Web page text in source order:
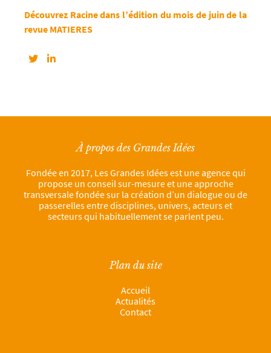
Découvrez Racine dans l’édition du mois de juin de la
revue MATIERES
À propos des Grandes Idées
Fondée en 2017, Les Grandes Idées est une agence qui
propose un conseil sur-mesure et une approche
transversale fondée sur la création d’un dialogue ou de
passerelles entre disciplines, univers, acteurs et
secteurs qui habituellement se parlent peu.
Plan du site
Accueil
Actualités
Contact